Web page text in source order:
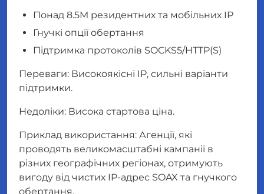
Понад 8.5M резидентних та мобільних IP
Гнучкі опції обертання
Підтримка протоколів SOCKS5/HTTP(S)
Переваги: Високоякісні IP, сильні варіанти
підтримки.
Недоліки: Висока стартова ціна.
Приклад використання: Агенції, які
проводять великомасштабні кампанії в
різних географічних регіонах, отримують
вигоду від чистих IP-адрес SOAX та гнучкого
обертання.